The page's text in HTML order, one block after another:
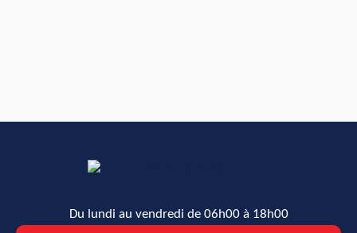
Du lundi au vendredi de 06h00 à 18h00